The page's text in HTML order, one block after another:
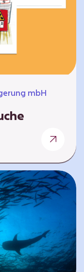
mbH
Die Suche
für ein
Sichtweisen
zu
zu
digitales